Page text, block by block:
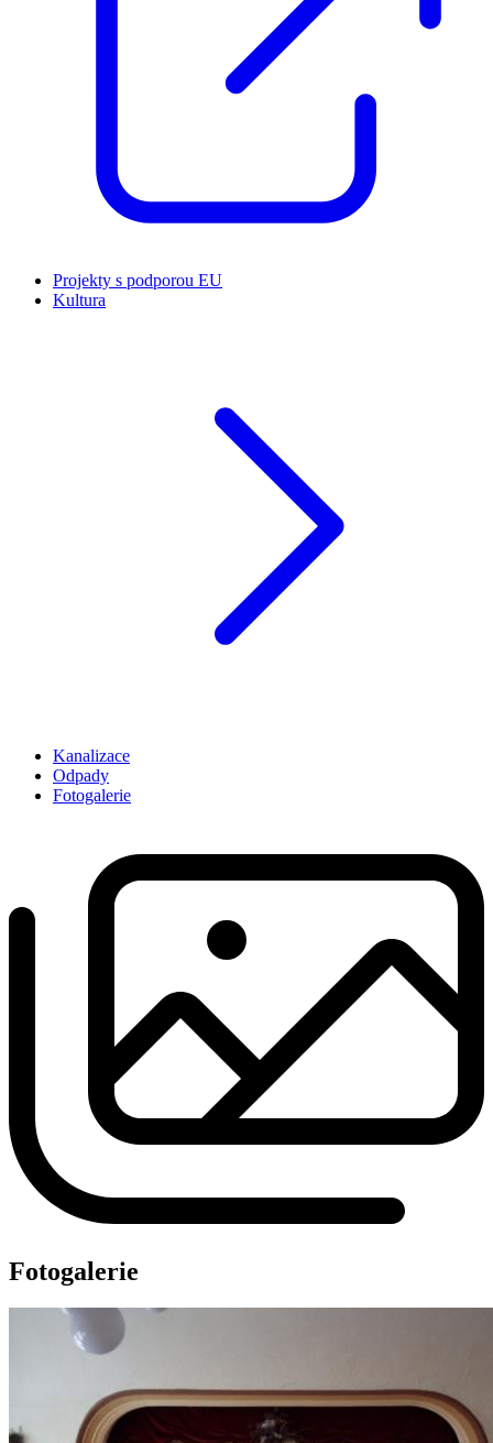
Projekty s podporou EU
Kultura
Kanalizace
Odpady
Fotogalerie
Fotogalerie